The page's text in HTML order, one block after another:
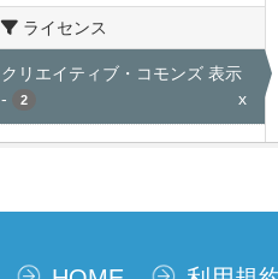
ライセンス
クリエイティブ・コモンズ 表示
-
2 x